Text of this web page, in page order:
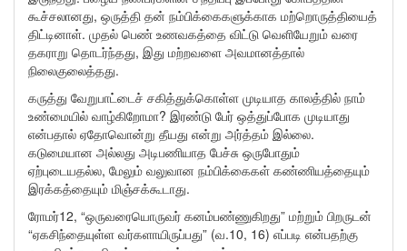
கூச்சலானது, ஒருத்தி தன் நம்பிக்கைகளுக்காக மற்றொருத்தியைத்
திட்டினாள். முதல் பெண் உணவகத்தை விட்டு வெளியேறும் வரை
தகராறு தொடர்ந்தது, இது மற்றவளை அவமானத்தால்
நிலைகுலைத்தது.
கருத்து வேறுபாட்டைச் சகித்துக்கொள்ள முடியாத காலத்தில் நாம்
உண்மையில் வாழ்கிறோமா? இரண்டு பேர் ஒத்துப்போக முடியாது
என்பதால் ஏதோவொன்று தீயது என்று அர்த்தம் இல்லை.
கடுமையான அல்லது அடிபணியாத பேச்சு ஒருபோதும்
ஏற்புடையதல்ல, மேலும் வலுவான நம்பிக்கைகள் கண்ணியத்தையும்
இரக்கத்தையும் மிஞ்சக்கூடாது.
ரோமர்12, “ஒருவரையொருவர் கனம்பண்ணுகிறது” மற்றும் பிறருடன்
“ஏகசிந்தையுள்ள வர்களாயிருப்பது” (வ.10, 16) எப்படி என்பதற்கு